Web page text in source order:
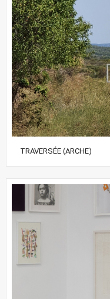
TRAVERSÉE (ARCHE)